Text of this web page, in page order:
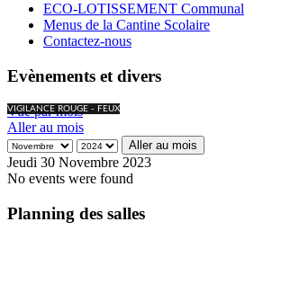
ECO-LOTISSEMENT Communal
Menus de la Cantine Scolaire
Contactez-nous
Evènements et divers
VIGILANCE ROUGE - FEUX
Vue par mois
Aller au mois
Aller au mois
Jeudi 30 Novembre 2023
No events were found
Planning des salles